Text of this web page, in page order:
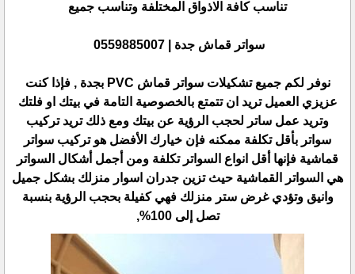
تناسب كافة الاذواق المختلفة وتناسب جميع
سواتر قماش جدة | 0559885007
نوفر لكم جميع تشكيلات سواتر قماش PVC بجدة , فإذا كنت
عزيزي العميل تريد ان تتمتع بالخصوصية التامة في بيتك او فلتك
وتريد عمل ساتر لحجب الرؤية عن بيتك ومع ذلك تريد تركيب
سواتر بأقل تكلفة ممكنه فإن خيارك الأفضل هو تركيب سواتر
قماشية فإنها أقل انواع السواتر تكلفة ومن أجمل أشكال السواتر
هي السواتر القماشية حيث تزين جدران اسوار منزلك بشكل جميل
وانيق وتؤدي غرض ستر منزلك فهي كفيلة بحجب الرؤية بنسبة
تصل إلى 100%,